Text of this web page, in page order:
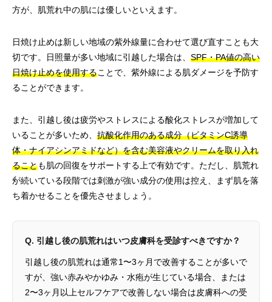
方が、肌荒れ中の肌には優しいといえます。
日焼け止めは新しい地域の紫外線量に合わせて選び直すことも大
切です。日照量が多い地域に引越した場合は、 SPF・PA値の高い
日焼け止めを使用することで、紫外線による肌ダメージを予防す
ることができます。
また、引越し後は疲労やストレスによる酸化ストレスが増加して
いることが多いため、 抗酸化作用のある成分（ビタミンC誘導
体・ナイアシンアミドなど）を含む美容液やクリームを取り入れ
ることも肌の回復をサポートする上で有効です。ただし、肌荒れ
が続いている段階では刺激が強い成分の使用は控え、まず肌を落
ち着かせることを優先させましょう。
Q. 引越し後の肌荒れはいつ皮膚科を受診すべきですか？
引越し後の肌荒れは通常1〜3ヶ月で改善することが多いで
すが、強い赤みやかゆみ・水疱が生じている場合、または
2〜3ヶ月以上セルフケアで改善しない場合は皮膚科への受